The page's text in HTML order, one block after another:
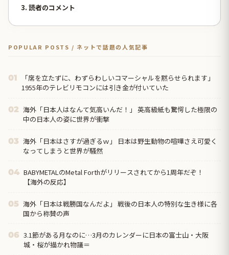
3. 読者のコメント
POPULAR POSTS / ネットで話題の人気記事
01
「席を立たずに、わずらわしいコマーシャルを黙らせられます」
1955年のテレビリモコンには引き金が付いていた
02 海外「日本人はなんて気高いんだ！」 英高級紙も驚愕した極限の
中の日本人の姿に世界が衝撃
03 海外「日本はさすが過ぎるｗ」 日本は野生動物の喧嘩さえ可愛く
なってしまうと世界が騒然
04 BABYMETALのMetal Forthがリリースされてから1周年だぞ！
【海外の反応】
05 海外「日本は戦勝国なんだよ」 戦後の日本人の特別な生き様に各
国から称賛の声
06 3.1節がある月なのに…3月のカレンダーに日本の富士山・大阪
城・桜が描かれ物議＝